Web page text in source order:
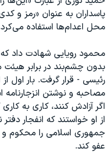
پاسداران به عنوان «رمز و
محل اعدام‌ها استفاده
محمود رویایی شهادت داد که
بدون چشم‌بند در برابر
رئیسی - قرار گرفت. بار اول
مصاحبه و نوشتن
اگر آزادش کنند، کاری به
از او خواستند که انفجار
جمهوری اسلامی را محکوم و
عفو کند.